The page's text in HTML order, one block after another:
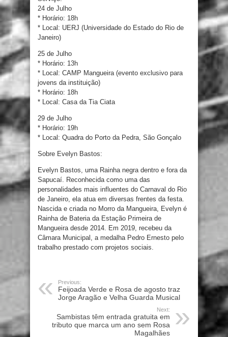
24 de Julho
* Horário: 18h
* Local: UERJ (Universidade do Estado do Rio de
Janeiro)
25 de Julho
* Horário: 13h
* Local: CAMP Mangueira (evento exclusivo para
jovens da instituição)
* Horário: 18h
* Local: Casa da Tia Ciata
29 de Julho
* Horário: 19h
* Local: Quadra do Porto da Pedra, São Gonçalo
Sobre Evelyn Bastos:
Evelyn Bastos, uma Rainha negra dentro e fora da
Sapucaí. Reconhecida como uma das
personalidades mais influentes do Carnaval do Rio
de Janeiro, ela atua em diversas frentes da festa.
Nascida e criada no Morro da Mangueira, Evelyn é
Rainha de Bateria da Estação Primeira de
Mangueira desde 2014. Em 2019, recebeu da
Câmara Municipal, a medalha Pedro Ernesto pelo
trabalho prestado com projetos sociais.
Previous:
Feijoada Verde e Rosa de agosto traz
Jorge Aragão e Velha Guarda Musical
Next:
Sambistas têm entrada gratuita em
tributo que marca um ano sem Rosa
Magalhães